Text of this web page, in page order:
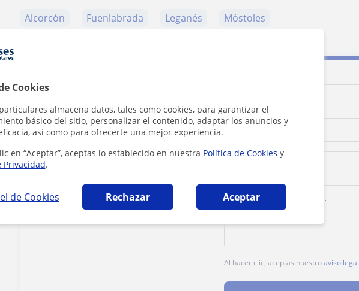
Cookies
almacena datos, tales como cookies, para garantizar el
básico del sitio, personalizar el contenido, adaptar los anuncios y
así como para ofrecerte una mejor experiencia.
en “Aceptar”, aceptas lo establecido en nuestra Política de Cookies y
Privacidad.
de Cookies Rechazar Aceptar
Alcorcón
Fuenlabrada Leganés Móstoles
Contacta con Karim
Tarifa 10 €/h
1ª clase gratis
Al hacer clic, aceptas nuestroaviso legal